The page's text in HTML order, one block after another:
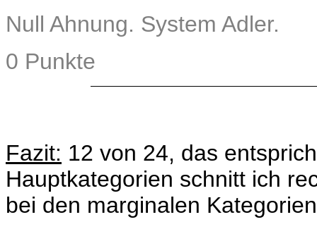
Null Ahnung. System Adler.
0 Punkte
Fazit: 12 von 24, das
Hauptkategorien schnitt ich
bei den marginalen